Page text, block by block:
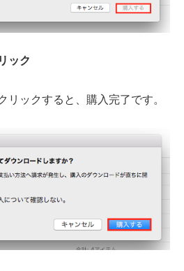
ック
リックすると、購入完了です。